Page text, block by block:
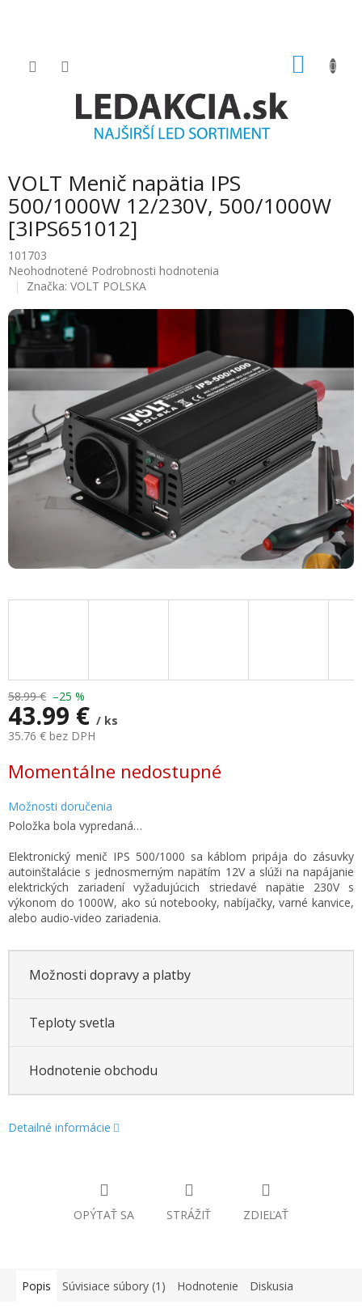
VOLT Menič napätia IPS
500/1000W 12/230V, 500/1000W
[3IPS651012]
101703
Priemerné
hodnotenie
je
0.0
z
Neohodnotené Podrobnosti hodnotenia
Značka: VOLT POLSKA
58.99 € –25 %
43.99 € / ks
35.76 € bez DPH
cena:
Momentálne nedostupné
Možnosti doručenia
Položka bola vypredaná…
Elektronický menič IPS 500/1000 sa káblom pripája do zásuvky
autoinštalácie s jednosmerným napätím 12V a slúži na napájanie
elektrických zariadení vyžadujúcich striedavé napätie 230V s
výkonom do 1000W, ako sú notebooky, nabíjačky, varné kanvice,
alebo audio-video zariadenia.
Možnosti dopravy a platby
Teploty svetla
Hodnotenie obchodu
Detailné informácie
OPÝTAŤ SA STRÁŽIŤ ZDIEĽAŤ
Popis Súvisiace súbory (1) Hodnotenie Diskusia